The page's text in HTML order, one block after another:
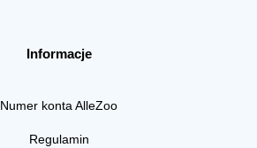
Informacje
Numer konta AlleZoo
Regulamin